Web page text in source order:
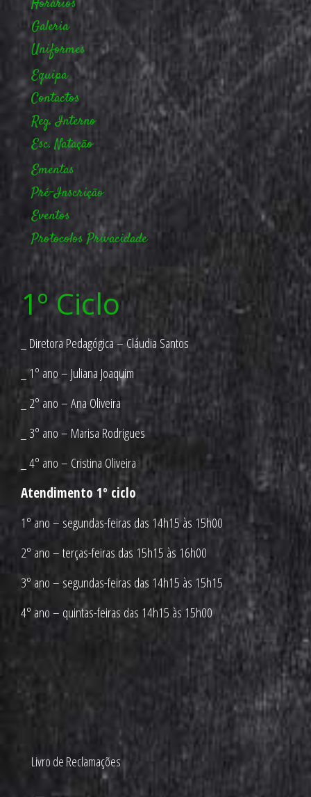
Galeria
Uniformes
Equipa
Contactos
Reg. Interno
Esc. Natação
Ementas
Pré-Inscrição
Eventos
Protocolos Privacidade
1º Ciclo
_ Diretora Pedagógica – Cláudia Santos
_ 1º ano – Juliana Joaquim
_ 2º ano – Ana Oliveira
_ 3º ano – Marisa Rodrigues
_ 4º ano – Cristina Oliveira
Atendimento 1º ciclo
1º ano – segundas-feiras das 14h15 às 15h00
2º ano – terças-feiras das 15h15 às 16h00
3º ano – segundas-feiras das 14h15 às 15h15
4º ano – quintas-feiras das 14h15 às 15h00
Livro de Reclamações